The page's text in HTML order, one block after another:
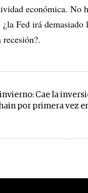
económica. No
Fed irá
Cae la
por primera vez